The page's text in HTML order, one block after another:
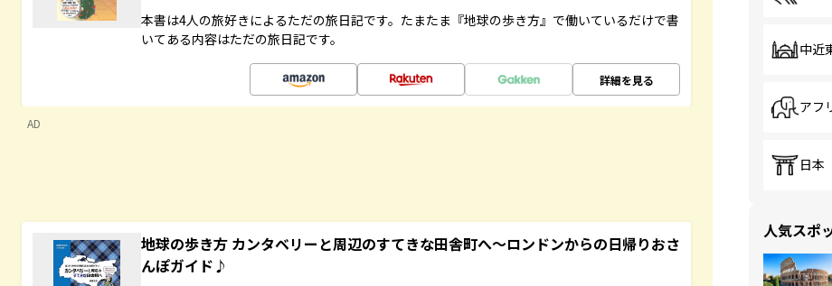
本書は4人の旅好きによるただの旅日記です。たまたま『地球の歩き方』で働いているだけで書
いてある内容はただの旅日記です。
詳細を見る
AD
地球の歩き方 カンタベリーと周辺のすてきな田舎町へ～ロンドンからの日帰りおさ
んぽガイド♪
中近
アフ
日本
人気スポ